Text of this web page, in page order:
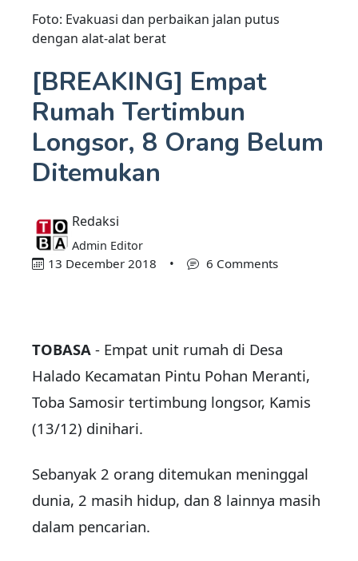
Foto: Evakuasi dan perbaikan jalan putus
dengan alat-alat berat
[BREAKING] Empat
Rumah Tertimbun
Longsor, 8 Orang Belum
Ditemukan
Redaksi
Admin Editor
13 December 2018 • 6 Comments
TOBASA - Empat unit rumah di Desa
Halado Kecamatan Pintu Pohan Meranti,
Toba Samosir tertimbung longsor, Kamis
(13/12) dinihari.
Sebanyak 2 orang ditemukan meninggal
dunia, 2 masih hidup, dan 8 lainnya masih
dalam pencarian.